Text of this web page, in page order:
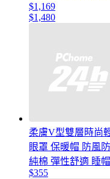
$1,169
$1,480
柔膚V型雙層時尚
眼罩 保暖帽 防風
純棉 彈性舒適 睡帽
$355